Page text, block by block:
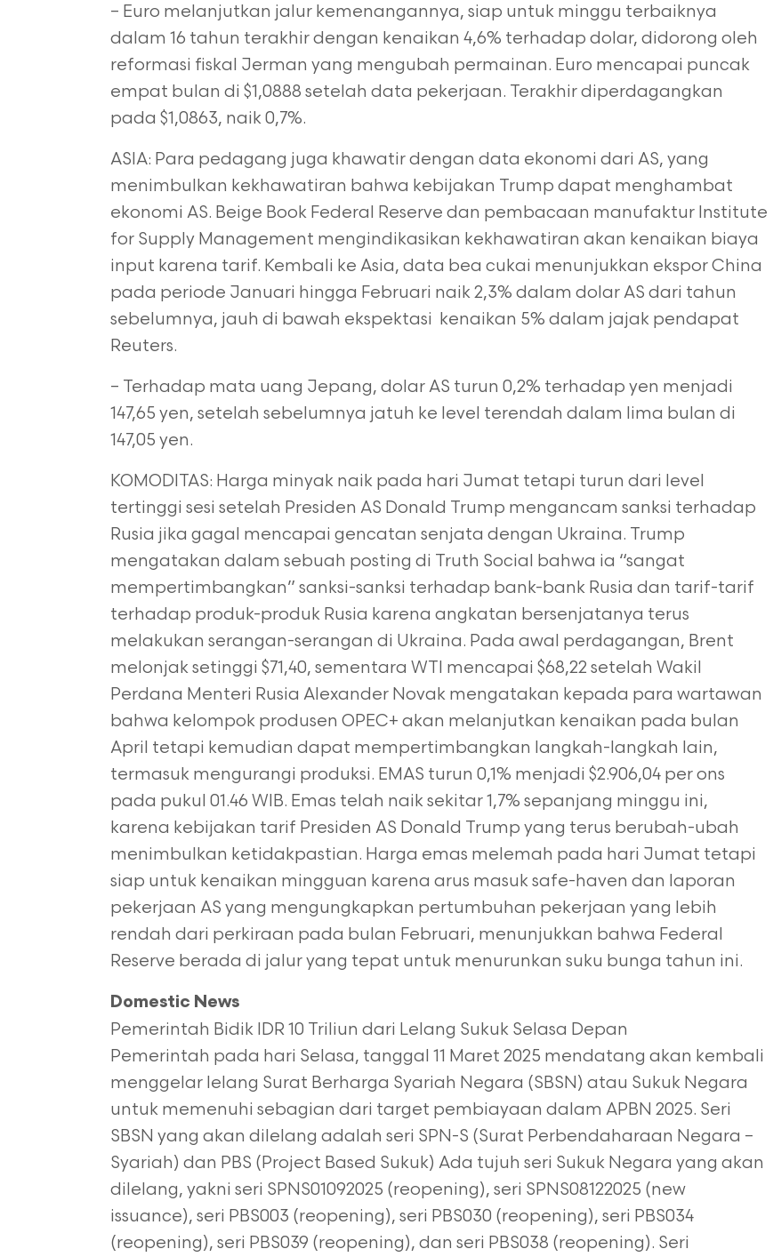
– Euro melanjutkan jalur kemenangannya, siap untuk minggu terbaiknya
dalam 16 tahun terakhir dengan kenaikan 4,6% terhadap dolar, didorong oleh
reformasi fiskal Jerman yang mengubah permainan. Euro mencapai puncak
empat bulan di $1,0888 setelah data pekerjaan. Terakhirdiperdagangkan
pada $1,0863, naik 0,7%.
ASIA: Para pedagang juga khawatir dengan data ekonomi dari AS, yang
menimbulkan kekhawatiran bahwa kebijakan Trump dapat menghambat
ekonomi AS. Beige Book Federal Reserve dan pembacaan manufaktur Institute
for Supply Management mengindikasikan kekhawatiran akan kenaikan biaya
input karena tarif. Kembali ke Asia, data bea cukai menunjukkan ekspor China
pada periode Januari hingga Februari naik 2,3% dalam dolar AS dari tahun
sebelumnya, jauh di bawah ekspektasi kenaikan 5% dalam jajak pendapat
Reuters.
– Terhadap mata uang Jepang, dolar AS turun 0,2% terhadap yen menjadi
147,65 yen, setelah sebelumnya jatuh ke level terendah dalam lima bulan di
147,05 yen.
KOMODITAS: Harga minyak naik pada hari Jumat tetapi turun dari level
tertinggi sesi setelah Presiden AS Donald Trump mengancam sanksi terhadap
Rusia jika gagal mencapai gencatan senjata dengan Ukraina. Trump
mengatakan dalam sebuah posting di Truth Social bahwa ia “sangat
mempertimbangkan” sanksi-sanksi terhadap bank-bank Rusia dan tarif-tarif
terhadap produk-produk Rusia karena angkatan bersenjatanya terus
melakukan serangan-serangan di Ukraina. Pada awal perdagangan, Brent
melonjak setinggi $71,40, sementara WTI mencapai $68,22 setelah Wakil
Perdana Menteri Rusia Alexander Novak mengatakan kepada para wartawan
bahwa kelompok produsen OPEC+ akan melanjutkan kenaikan pada bulan
April tetapi kemudian dapat mempertimbangkan langkah-langkah lain,
termasuk mengurangi produksi. EMAS turun 0,1% menjadi $2.906,04 per ons
pada pukul 01.46 WIB. Emas telah naik sekitar 1,7% sepanjang minggu ini,
karena kebijakan tarif Presiden AS Donald Trump yang terus berubah-ubah
menimbulkan ketidakpastian. Harga emas melemah pada hari Jumat tetapi
siap untuk kenaikan mingguan karena arus masuk safe-haven dan laporan
pekerjaan AS yang mengungkapkan pertumbuhan pekerjaan yang lebih
rendah dari perkiraan pada bulan Februari, menunjukkan bahwa Federal
Reserve berada di jalur yang tepat untuk menurunkan suku bunga tahun ini.
Domestic News
Pemerintah Bidik IDR 10 Triliun dari Lelang Sukuk Selasa Depan
Pemerintah pada hari Selasa, tanggal 11 Maret 2025 mendatang akan kembali
menggelar lelang Surat Berharga Syariah Negara (SBSN) atau Sukuk Negara
untuk memenuhi sebagian dari target pembiayaan dalam APBN 2025. Seri
SBSN yang akan dilelang adalah seri SPN-S (Surat Perbendaharaan Negara –
Syariah) dan PBS (Project Based Sukuk) Ada tujuh seri Sukuk Negara yang akan
dilelang, yakni seri SPNS01092025 (reopening), seri SPNS08122025 (new
issuance), seri PBS003 (reopening), seri PBS030 (reopening), seri PBS034
(reopening), seri PBS039 (reopening), dan seri PBS038 (reopening). Seri